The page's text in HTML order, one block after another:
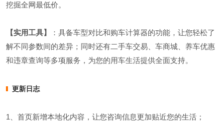
挖掘全网最低价。
【实用工具】
：具备车型对比和购车计算器的功能，让您轻松了
解不同参数间的差异；同时还有二手车交易、车商城、养车优惠
和违章查询等多项服务，为您的用车生活提供全面支持。
更新日志
1、首页新增本地化内容，让您咨询信息更加贴近您的生活；